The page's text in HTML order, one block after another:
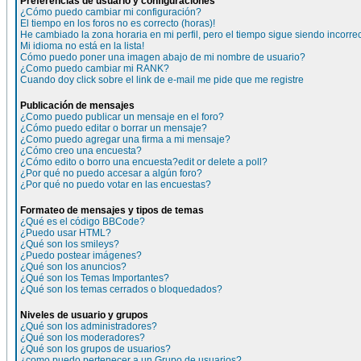
¿Cómo puedo cambiar mi configuración?
El tiempo en los foros no es correcto (horas)!
He cambiado la zona horaria en mi perfil, pero el tiempo sigue siendo
Mi idioma no está en la lista!
Cómo puedo poner una imagen abajo de mi nombre de usuario?
¿Como puedo cambiar mi RANK?
Cuando doy click sobre el link de e-mail me pide que me registre
Publicación de mensajes
¿Como puedo publicar un mensaje en el foro?
¿Cómo puedo editar o borrar un mensaje?
¿Como puedo agregar una firma a mi mensaje?
¿Cómo creo una encuesta?
¿Cómo edito o borro una encuesta?edit or delete a poll?
¿Por qué no puedo accesar a algún foro?
¿Por qué no puedo votar en las encuestas?
Formateo de mensajes y tipos de temas
¿Qué es el código BBCode?
¿Puedo usar HTML?
¿Qué son los smileys?
¿Puedo postear imágenes?
¿Qué son los anuncios?
¿Qué son los Temas Importantes?
¿Qué son los temas cerrados o bloquedados?
Niveles de usuario y grupos
¿Qué son los administradores?
¿Qué son los moderadores?
¿Qué son los grupos de usuarios?